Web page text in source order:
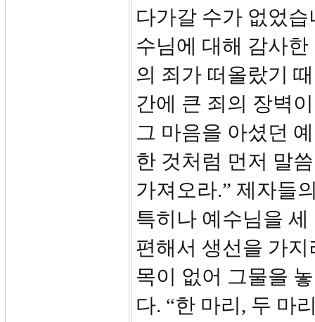
다가갈 수가 없었
수님에 대해 감사
의 죄가 떠올랐기
간에 큰 죄의 장벽
그 마음을 아셨던
한 것처럼 먼저 말
가져오라.” 제자들
특히나 예수님을
편해서 생선을 가
목이 없어 그물을
다. “한 마리, 두 마